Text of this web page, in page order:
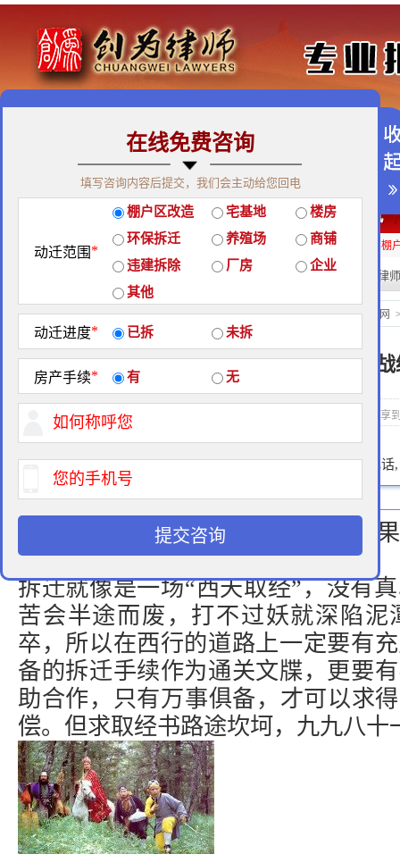
免费咨询热线：400-900-9881
经典案例 | 律师团队 拆迁维权 | 征地维权
房屋拆迁补偿 企业拆迁补偿 厂房拆迁补偿 征地补偿 违章拆迁补偿 棚
热门搜索: 拆迁律师
经典案例 当前位置： 北京创为律师事务所官网
几申几诉，这一场山西大
2021-10-26 08:00 作者：拆迁律师 浏览次数： 次 分享
免费法律咨询热线:400-900-9881 请输入您的电话
几申几诉，这一场山西大战终取“正
拆迁就像是一场“西天取经”，没有
苦会半途而废，打不过妖就深陷泥
卒，所以在西行的道路上一定要有
备的拆迁手续作为通关文牒，更要
助合作，只有万事俱备，才可以求
偿。但求取经书路途坎坷，九九八十
在线免费咨询
填写咨询内容后提交，我们会主动给您回电
动迁范围 *
棚户区改造 宅基地
楼房
环保拆迁
养殖场
商铺
违建拆除
厂房
企业
其他
动迁进度* 已拆 未拆
房产手续* 有 无
提交咨询